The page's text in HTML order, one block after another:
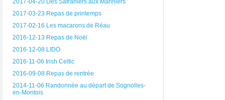
2017-03-23 Repas de printemps
2017-02-16 Les macarons de Réau
2016-12-13 Repas de Noël
2016-12-08 LIDO
2016-11-06 Irish Celtic
2016-09-08 Repas de rentrée
2014-11-06 Randonnée au départ de Sognolles-
en-Montois